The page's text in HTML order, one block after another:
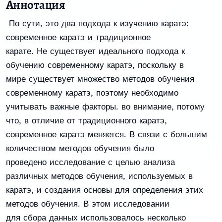
Аннотация
По сути, это два подхода к изучению каратэ:
современное каратэ и традиционное
карате. Не существует идеального подхода к
обучению современному каратэ, поскольку в
мире существует множество методов обучения
современному каратэ, поэтому необходимо
учитывать важные факторы. во внимание, потому
что, в отличие от традиционного каратэ,
современное каратэ меняется. В связи с большим
количеством методов обучения было
проведено исследование с целью анализа
различных методов обучения, используемых в
каратэ, и создания основы для определения этих
методов обучения. В этом исследовании
для сбора данных использовалось несколько